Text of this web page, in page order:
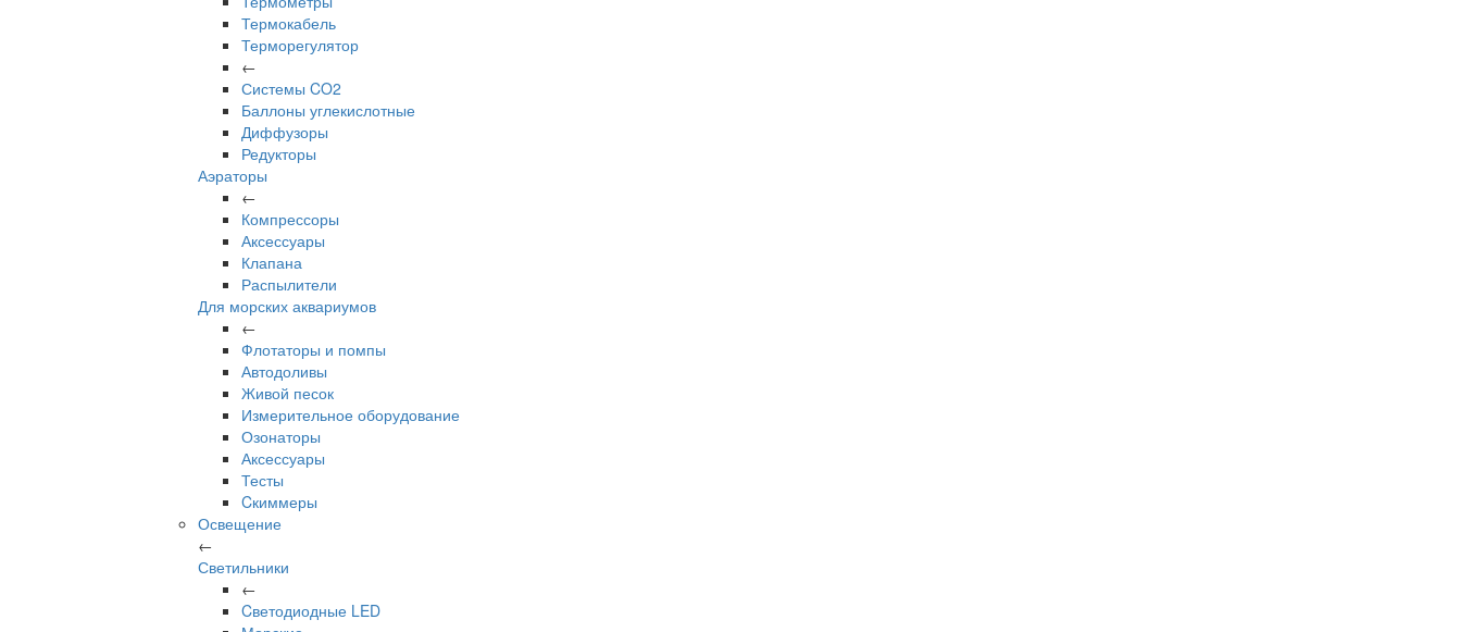
Термокабель
Терморегулятор
←
Системы CO2
Баллоны углекислотные
Диффузоры
Редукторы
Аэраторы
←
Компрессоры
Аксессуары
Клапана
Распылители
Для морских аквариумов
←
Флотаторы и помпы
Автодоливы
Живой песок
Измерительное оборудование
Озонаторы
Аксессуары
Тесты
Cкиммеры
Освещение
←
Светильники
←
Cветодиодные LED